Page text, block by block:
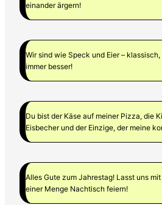
einander ärgern!
Wir sind wie Speck und Eier –
immer besser!
Du bist der Käse auf meiner Pizza, die
Eisbecher und der Einzige, der meine
Alles Gute zum Jahrestag! Lasst uns
einer Menge Nachtisch feiern!